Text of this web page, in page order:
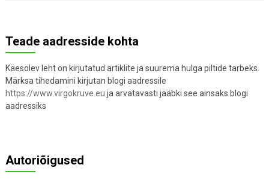
Teade aadresside kohta
Käesolev leht on kirjutatud artiklite ja suurema hulga piltide tarbeks.
Märksa tihedamini kirjutan blogi aadressile
https://www.virgokruve.eu ja arvatavasti jääbki see ainsaks blogi
aadressiks
Autoriõigused